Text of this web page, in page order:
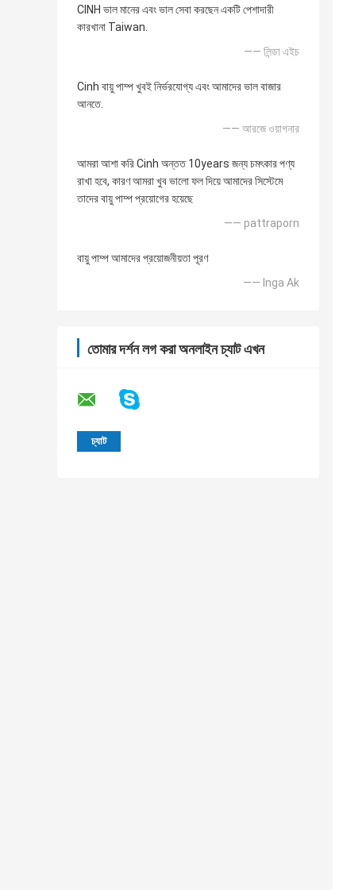
CINH ভাল মানের এবং ভাল সেবা করছেন একটি পেশাদারী
কারখানা Taiwan.
—— লিন্ডা এইচ
Cinh বায়ু পাম্প খুবই নির্ভরযোগ্য এবং আমাদের ভাল বাজার
আনতে.
—— আরজে ওয়াগনার
আমরা আশা করি Cinh অন্তত 10years জন্য চমৎকার পণ্য
রাখা হবে, কারণ আমরা খুব ভালো ফল দিয়ে আমাদের সিস্টেমে
তাদের বায়ু পাম্প প্রয়োগের হয়েছে
—— pattraporn
বায়ু পাম্প আমাদের প্রয়োজনীয়তা পূরণ
—— Inga Ak
তোমার দর্শন লগ করা অনলাইন চ্যাট এখন